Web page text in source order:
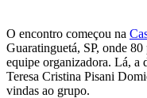
O encontro começou na
Guaratinguetá, SP, onde
equipe organizadora. Lá, a
Teresa Cristina Pisani
vindas ao grupo.